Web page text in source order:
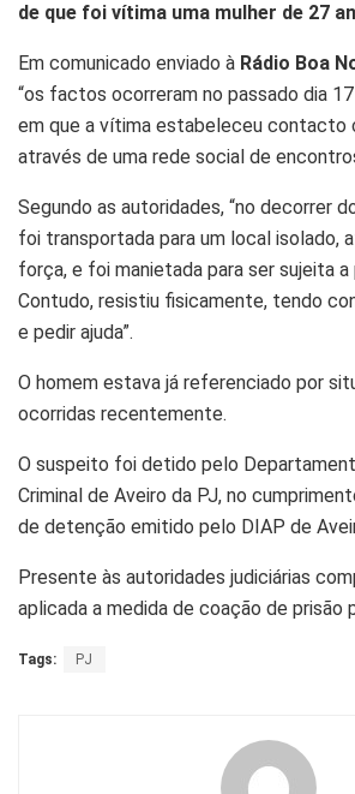
de que foi vítima uma mulher de 27
Em comunicado enviado à Rádio Boa
“os factos ocorreram no passado dia
em que a vítima estabeleceu contacto
através de uma rede social de
Segundo as autoridades, “no decorrer
foi transportada para um local isolado,
força, e foi manietada para ser sujeita a
Contudo, resistiu fisicamente, tendo
e pedir ajuda”.
O homem estava já referenciado por
ocorridas recentemente.
O suspeito foi detido pelo
Criminal de Aveiro da PJ, no
de detenção emitido pelo DIAP de
Presente às autoridades judiciárias
aplicada a medida de coação de prisão
Tags: PJ